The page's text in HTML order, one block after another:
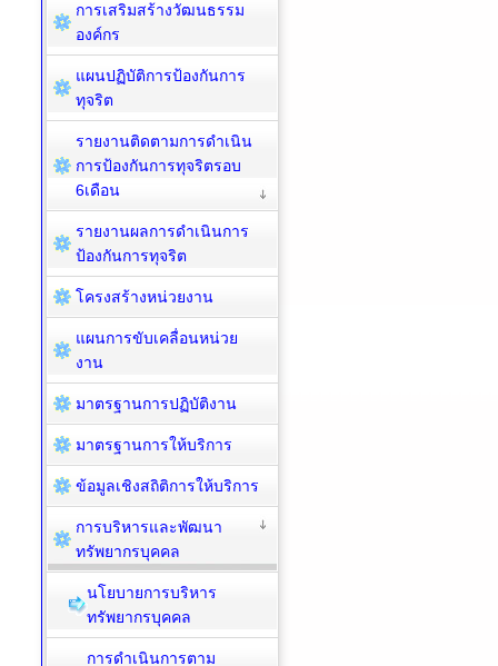
การเสริมสร้างวัฒนธรรม
องค์กร
แผนปฏิบัติการป้องกันการ
ทุจริต
รายงานติดตามการดำเนิน
การป้องกันการทุจริตรอบ
6เดือน
รายงานผลการดำเนินการ
ป้องกันการทุจริต
โครงสร้างหน่วยงาน
แผนการขับเคลื่อนหน่วย
งาน
มาตรฐานการปฏิบัติงาน
มาตรฐานการให้บริการ
ข้อมูลเชิงสถิติการให้บริการ
การบริหารและพัฒนา
ทรัพยากรบุคคล
นโยบายการบริหาร
ทรัพยากรบุคคล
การดำเนินการตาม